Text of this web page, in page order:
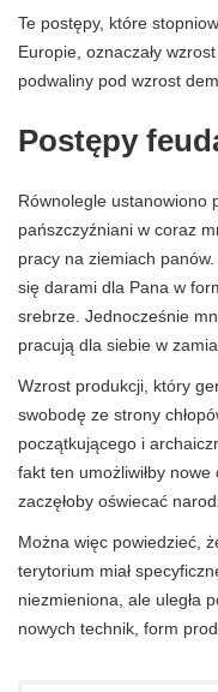
Te postępy, które
Europie, oznaczały
podwaliny pod wzrost
Postępy
Równolegle ustanowiono
pańszczyźniani w coraz
pracy na ziemiach
się darami dla Pana w
srebrze. Jednocześnie
pracują dla siebie w
Wzrost produkcji, który
swobodę ze strony
początkującego i
fakt ten umożliwiłby
zaczęłoby oświecać
Można więc powiedzieć,
terytorium miał
niezmieniona, ale uległa
nowych technik, form